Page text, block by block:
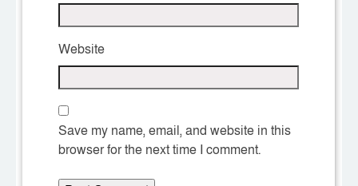
Website
Save my name, email, and website in this
browser for the next time I comment.